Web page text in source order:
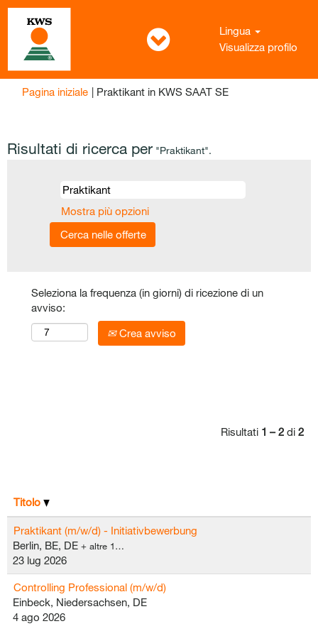
Lingua
Visualizza profilo
Pagina iniziale | Praktikant in KWS SAAT SE(pagina
Risultati di ricerca per "Praktikant".
Mostra più opzioni
Seleziona la frequenza (in giorni) di ricezione di un
avviso:
Crea avviso
Risultati 1 – 2 di 2
Titolo
Praktikant (m/w/d) - Initiativbewerbung
Berlin, BE, DE + altre 1…
23 lug 2026
Controlling Professional (m/w/d)
Einbeck, Niedersachsen, DE
4 ago 2026